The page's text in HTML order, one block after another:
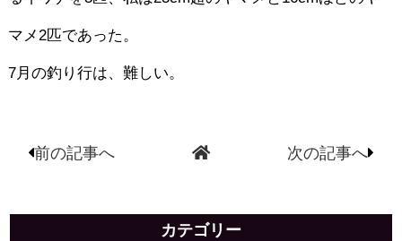
マメ2匹であった。
7月の釣り行は、難しい。
前の記事へ 次の記事へ
カテゴリー